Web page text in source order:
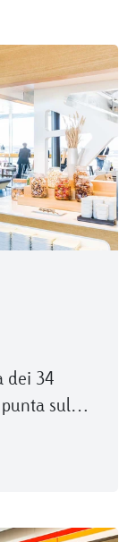
dei 34
sulla
di portata